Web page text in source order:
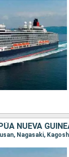
NUEVA
Nagasaki,